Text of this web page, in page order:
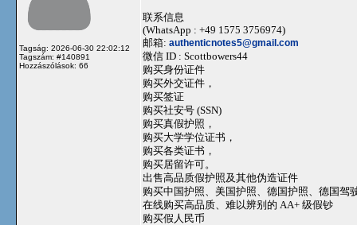
Tagság: 2026-06-30 22:02:12
Tagszám: #140891
Hozzászólások: 66
联系信息
(WhatsApp : +49 1575 3756974)
邮箱: authenticnotes5@gmail.com
微信 ID : Scottbowers44
购买身份证件
购买外交证件，
购买签证
购买社安号 (SSN)
购买真假护照，
购买大学学位证书，
购买各类证书，
购买居留许可。
出售高品质假护照及其他伪造证件
购买中国护照、美国护照、德国护照、德国驾
在线购买高品质、难以辨别的 AA+ 级假钞
购买假人民币